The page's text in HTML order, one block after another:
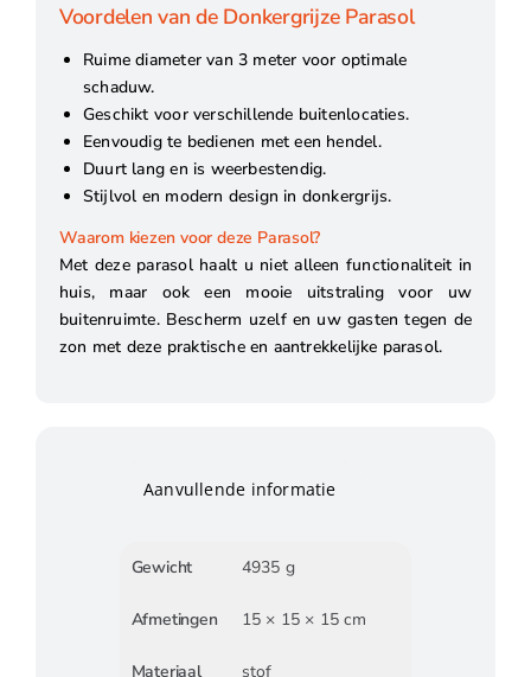
Voordelen van de Donkergrijze Parasol
Ruime diameter van 3 meter voor optimale
schaduw.
Geschikt voor verschillende buitenlocaties.
Eenvoudig te bedienen met een hendel.
Duurt lang en is weerbestendig.
Stijlvol en modern design in donkergrijs.
Waarom kiezen voor deze Parasol?
Met deze parasol haalt u niet alleen functionaliteit in
huis, maar ook een mooie uitstraling voor uw
buitenruimte. Bescherm uzelf en uw gasten tegen de
zon met deze praktische en aantrekkelijke parasol.
Aanvullende informatie
Gewicht 4935 g
Afmetingen 15 × 15 × 15 cm
Materiaal stof